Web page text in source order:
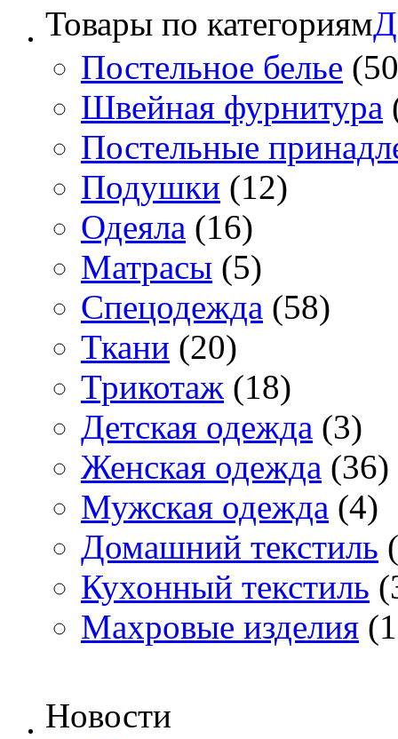
Товары по категориям
Постельное белье
Швейная фурнитура
Постельные
Подушки (12)
Одеяла (16)
Матрасы (5)
Спецодежда (58)
Ткани (20)
Трикотаж (18)
Детская одежда (3)
Женская одежда (36)
Мужская одежда (4)
Домашний текстиль
Кухонный текстиль
Махровые изделия
Новости